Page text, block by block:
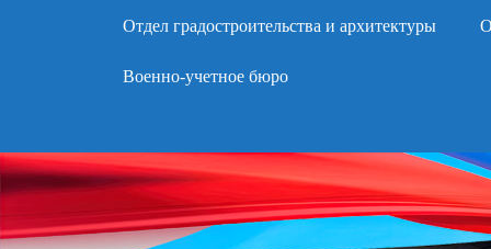
Отдел градостроительства и архитектуры
Военно-учетное бюро